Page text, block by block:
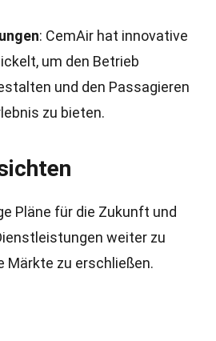
: CemAir hat innovative
um den Betrieb
und den Passagieren
zu bieten.
Pläne für die Zukunft und
weiter zu
Märkte zu erschließen.